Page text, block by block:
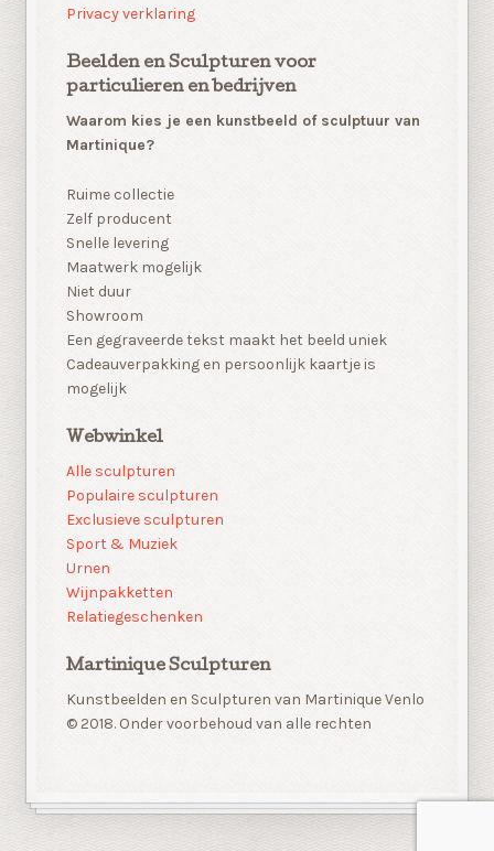
Privacy verklaring
Beelden en Sculpturen voor
particulieren en bedrijven
Waarom kies je een kunstbeeld of sculptuur van
Martinique?
Ruime collectie
Zelf producent
Snelle levering
Maatwerk mogelijk
Niet duur
Showroom
Een gegraveerde tekst maakt het beeld uniek
Cadeauverpakking en persoonlijk kaartje is
mogelijk
Webwinkel
Alle sculpturen
Populaire sculpturen
Exclusieve sculpturen
Sport & Muziek
Urnen
Wijnpakketten
Relatiegeschenken
Martinique Sculpturen
Kunstbeelden en Sculpturen van Martinique Venlo
© 2018. Onder voorbehoud van alle rechten